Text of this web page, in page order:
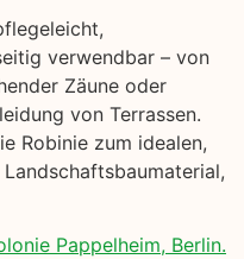
verwendbar – von
Zäune oder
von Terrassen.
Robinie zum idealen,
Pappelheim, Berlin.